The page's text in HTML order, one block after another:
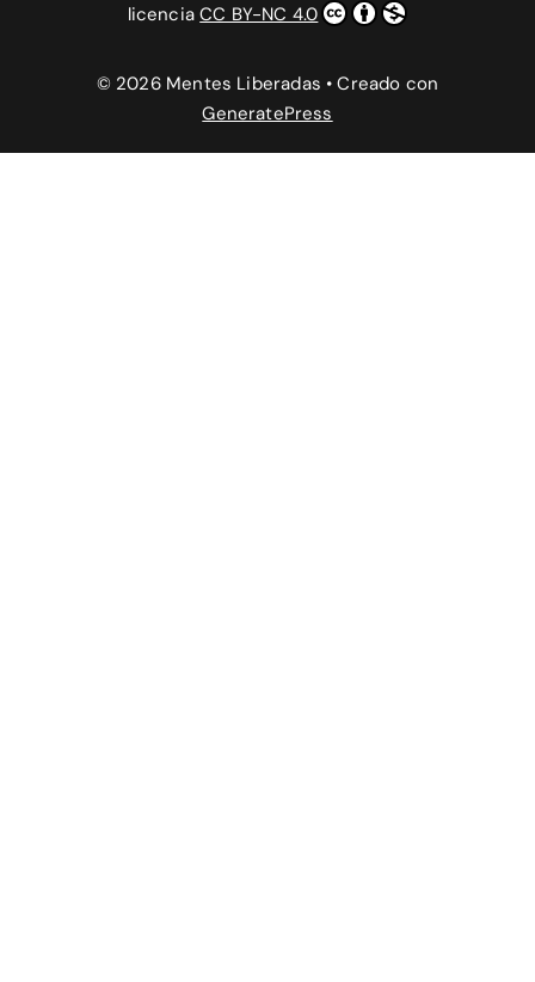
licenciaCC BY-NC 4.0
© 2026 Mentes Liberadas • Creado con
GeneratePress